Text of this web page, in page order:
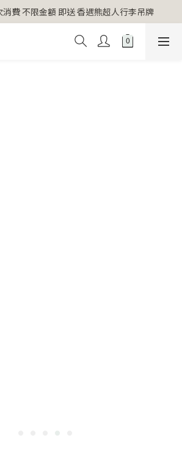
消費 不限金額 即送 香遇熊超人行李吊牌
消費 不限金額 即送 香遇熊超人行李吊牌
化包10入X3 原價960元 特價680元